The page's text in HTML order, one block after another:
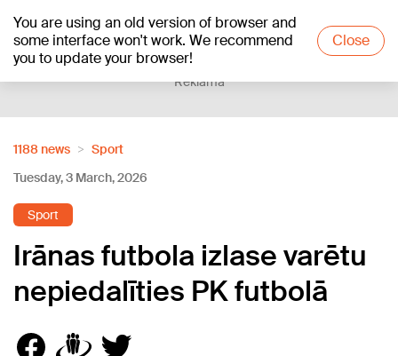
You are using an old version of browser and
some interface won't work. We recommend
you to update your browser!
Close
+17°C
Reklāma
1188 news
Sport
Tuesday, 3 March, 2026
Sport
Irānas futbola izlase varētu
nepiedalīties PK futbolā